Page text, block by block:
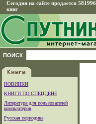
Сегодня на сайте продается 581996
книг
ПОИСК
НОВИНКИ
КНИГИ ПО СПЕЦЦЕНЕ
Литература для пользователей
компьютеров
Русская периодика